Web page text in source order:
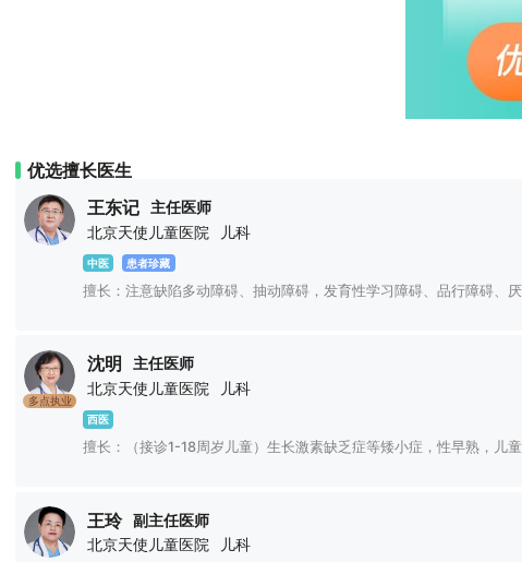
优选擅长医生
王东记
主任医师
北京天使儿童医院
儿科
中医 患者珍藏
擅长：注意缺陷多动障碍、抽动障碍，发育性学习障碍、品行障碍、
多点执业
沈明
主任医师
北京天使儿童医院
儿科
西医
擅长：（接诊1-18周岁儿童）生长激素缺乏症等矮小症，性早熟，儿
王玲
副主任医师
北京天使儿童医院
儿科